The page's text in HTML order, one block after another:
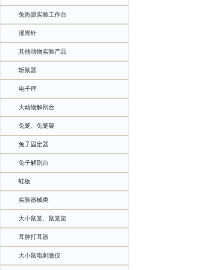
兔热源实验工作台
灌胃针
其他动物实验产品
斩鼠器
电子秤
大动物解剖台
兔笼、兔笼架
兔子固定器
兔子解剖台
蛙板
实验器械类
大小鼠笼、鼠笼架
耳肿打耳器
大小鼠电刺激仪